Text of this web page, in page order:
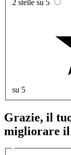
2 stelle su 5
su 5
Grazie, il
migliorare il